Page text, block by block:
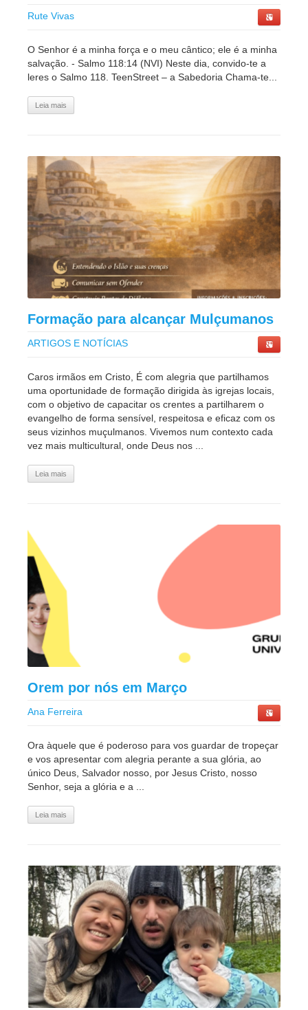
Rute Vivas
O Senhor é a minha força e o meu cântico; ele é a minha
salvação. - Salmo 118:14 (NVI) Neste dia, convido-te a
leres o Salmo 118. TeenStreet – a Sabedoria Chama-te...
Leia mais
Formação para alcançar Mulçumanos
ARTIGOS E NOTÍCIAS
Caros irmãos em Cristo, É com alegria que partilhamos
uma oportunidade de formação dirigida às igrejas locais,
com o objetivo de capacitar os crentes a partilharem o
evangelho de forma sensível, respeitosa e eficaz com os
seus vizinhos muçulmanos. Vivemos num contexto cada
vez mais multicultural, onde Deus nos ...
Leia mais
Orem por nós em Março
Ana Ferreira
Ora àquele que é poderoso para vos guardar de tropeçar
e vos apresentar com alegria perante a sua glória, ao
único Deus, Salvador nosso, por Jesus Cristo, nosso
Senhor, seja a glória e a ...
Leia mais